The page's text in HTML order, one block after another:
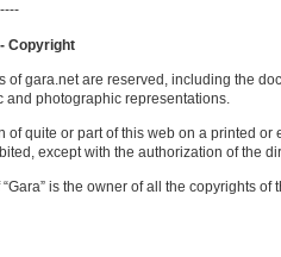
Copyright
of gara.net are reserved, including the
and photographic representations.
of quite or part of this web on a printed or
except with the authorization of the
is the owner of all the copyrights of